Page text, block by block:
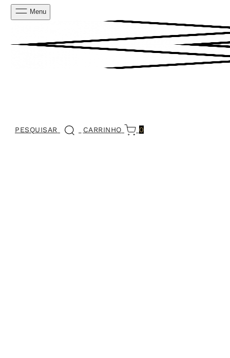
Menu
PESQUISAR CARRINHO 0